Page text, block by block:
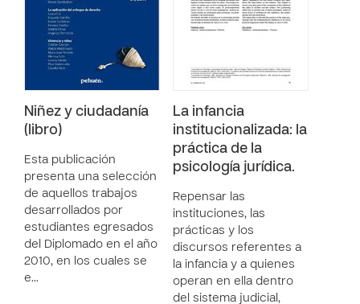
Niñez y ciudadanía
(libro)
Esta publicación
presenta una selección
de aquellos trabajos
desarrollados por
estudiantes egresados
del Diplomado en el año
2010, en los cuales se
e…
La infancia
institucionalizada: la
práctica de la
psicología jurídica.
Repensar las
instituciones, las
prácticas y los
discursos referentes a
la infancia y a quienes
operan en ella dentro
del sistema judicial,